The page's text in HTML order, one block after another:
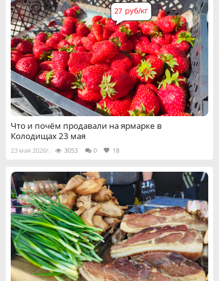
Что и почём продавали на ярмарке в
Колодищах 23 мая
23 мая 2026г. 3053 0 18